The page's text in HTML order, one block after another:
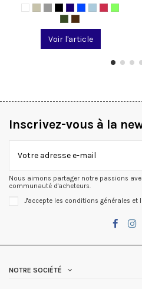
Voir l'article
Inscrivez-vous à la
Nous aimons partager notre passions
communauté d'acheteurs.
J'accepte les conditions générales
NOTRE SOCIÉTÉ